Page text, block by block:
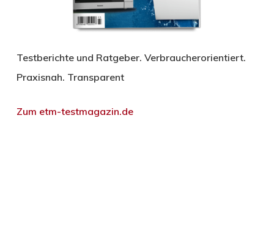
Testberichte und Ratgeber. Verbraucherorientiert.
Praxisnah. Transparent
Zum etm-testmagazin.de